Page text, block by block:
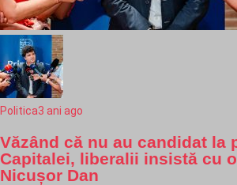
Politica3 ani ago
Văzând că nu au candidat la
Capitalei, liberalii insistă cu
Nicușor Dan